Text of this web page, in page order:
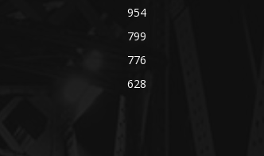
954
799
776
628